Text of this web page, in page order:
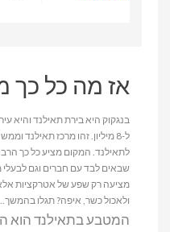
אז מה כל כך
בנגקוק היא בירת תאילנד והיא
ל-8 מיליון. זהו מרכז תאילנד
לתאילנד. המקום מציע כל כך
שבאים לבד עם חברים וגם
מציעה רק שפע של אטרקציות
ולאכול כשר, איפה? תגלו בהמשך...
המטבע בתאילנד הוא